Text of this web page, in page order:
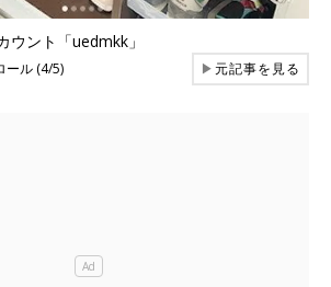
ント「uedmkk」
ール (4/5) ▶元記事を見る